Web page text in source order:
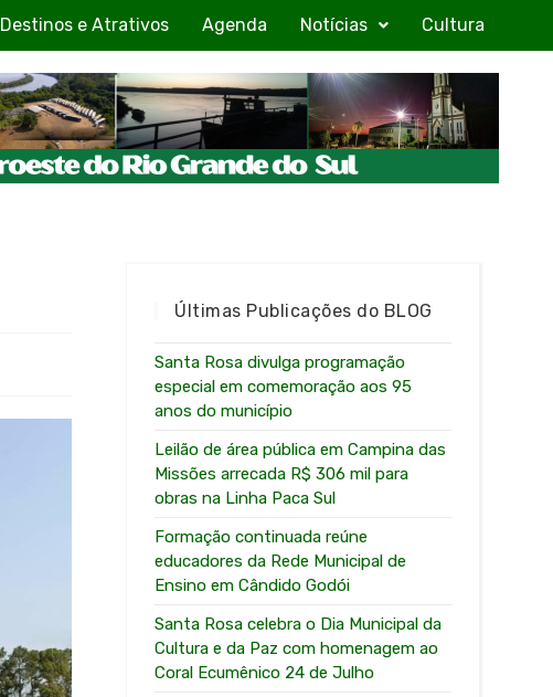
Destinos e Atrativos Agenda Notícias Cultura
Últimas Publicações do BLOG
Santa Rosa divulga programação
especial em comemoração aos 95
anos do município
Leilão de área pública em Campina das
Missões arrecada R$ 306 mil para
obras na Linha Paca Sul
Formação continuada reúne
educadores da Rede Municipal de
Ensino em Cândido Godói
Santa Rosa celebra o Dia Municipal da
Cultura e da Paz com homenagem ao
Coral Ecumênico 24 de Julho